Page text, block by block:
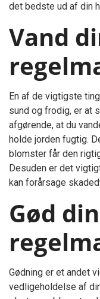
det bedste ud af din
Vand
En af de vigtigste
sund og frodig, er at
afgørende, at du
holde jorden fugtig.
blomster får den
Desuden er det
kan forårsage
Gød
Gødning er et andet
vedligeholdelse af